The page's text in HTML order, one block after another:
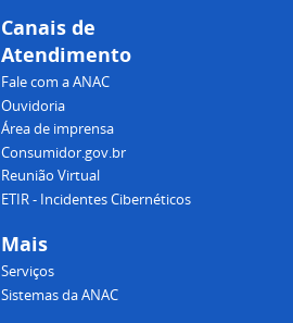
Canais de
Atendimento
Fale com a ANAC
Ouvidoria
Área de imprensa
Consumidor.gov.br
Reunião Virtual
ETIR - Incidentes Cibernéticos
Mais
Serviços
Sistemas da ANAC